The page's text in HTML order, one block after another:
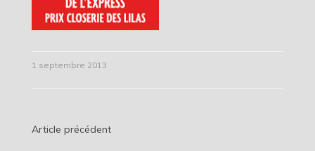
1 septembre 2013
Navigation
Article précédent